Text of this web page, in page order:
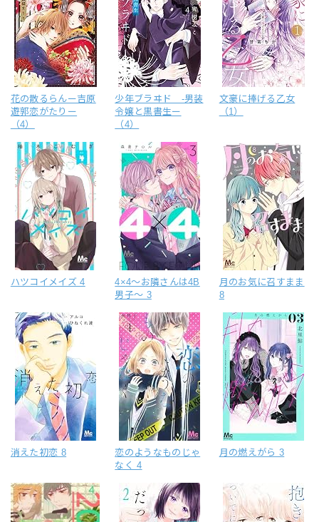
花の散るらんー吉原
遊郭恋がたりー
（4）
少年ブラヰド -男装
令嬢と黒書生ー
（4）
文豪に捧げる乙女
（1）
ハツコイメイズ 4
4×4～お隣さんは4B
男子～ 3
月のお気に召すまま
8
消えた初恋 8
恋のようなものじゃ
なく 4
月の燃えがら 3